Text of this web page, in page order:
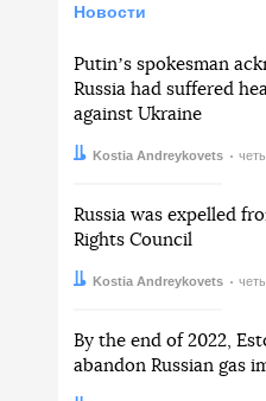
Новости
Putinʼs spokesman
Russia had suffered
against Ukraine
Автор:
Kostia Andreykovets
Дата:
Russia was expelled
Rights Council
Автор:
Kostia Andreykovets
Дата:
By the end of 2022,
abandon Russian gas